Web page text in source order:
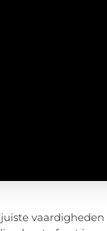
vaardigheden